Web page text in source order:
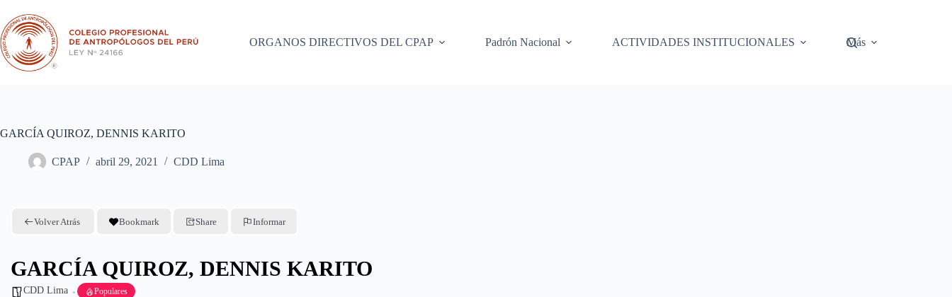
contenido
ORGANOS DIRECTIVOS DEL CPAP
Padrón Nacional ACTIVIDADES INSTITUCIONALES Más
GARCÍA QUIROZ, DENNIS KARITO
CPAP abril 29, 2021 CDD Lima
Volver Atrás Bookmark Share Informar
GARCÍA QUIROZ, DENNIS KARITO
CDD Lima Populares